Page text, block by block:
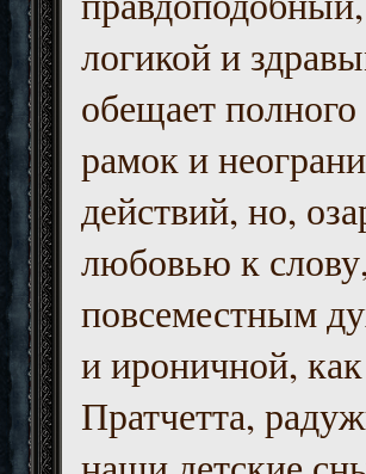
логикой и
обещает
рамок и
действий, но,
любовью к
повсеместным
и ироничной,
Пратчетта,